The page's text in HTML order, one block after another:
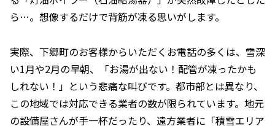
ら…。想像するだけで背筋が凍る思いがします。
実際、下郷町のお客様からいただくお電話の多くは、雪深
い1月や2月の早朝、「お湯が出ない！配管が凍ったかも
しれない！」という悲痛な叫びです。都市部とは異なり、
この地域では対応できる業者の数が限られています。地元
の設備屋さんが手一杯だったり、遠方業者に「積雪エリア